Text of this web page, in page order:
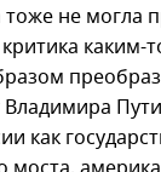
тоже не могла
каким-
Владимира
как